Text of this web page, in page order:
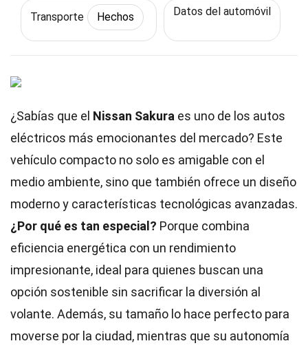
Transporte Hechos Datos del automóvil
¿Sabías que el Nissan Sakura es uno de los autos
eléctricos más emocionantes del mercado? Este
vehículo compacto no solo es amigable con el
medio ambiente, sino que también ofrece un diseño
moderno y características tecnológicas avanzadas.
¿Por qué es tan especial? Porque combina
eficiencia energética con un rendimiento
impresionante, ideal para quienes buscan una
opción sostenible sin sacrificar la diversión al
volante. Además, su tamaño lo hace perfecto para
moverse por la ciudad, mientras que su autonomía